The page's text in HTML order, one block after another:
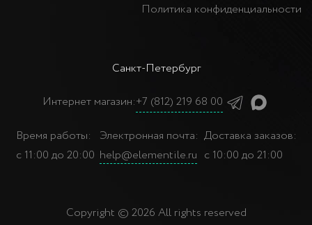
Санкт-Петербург
Интернет магазин:+7 (812) 219 68 00
Время работы:
с 11:00 до 20:00
Электронная почта:
help@elementile.ru
Доставка заказов:
с 10:00 до 21:00
Политика конфиденциальности
Copyright © 2026 All rights reserved